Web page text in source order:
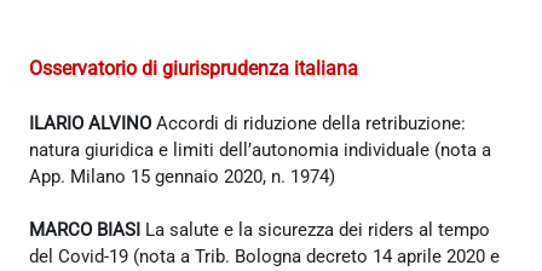
Osservatorio di giurisprudenza italiana
ILARIO ALVINO Accordi di riduzione della retribuzione:
natura giuridica e limiti dell’autonomia individuale (nota a
App. Milano 15 gennaio 2020, n. 1974)
MARCO BIASI La salute e la sicurezza dei riders al tempo
del Covid-19 (nota a Trib. Bologna decreto 14 aprile 2020 e